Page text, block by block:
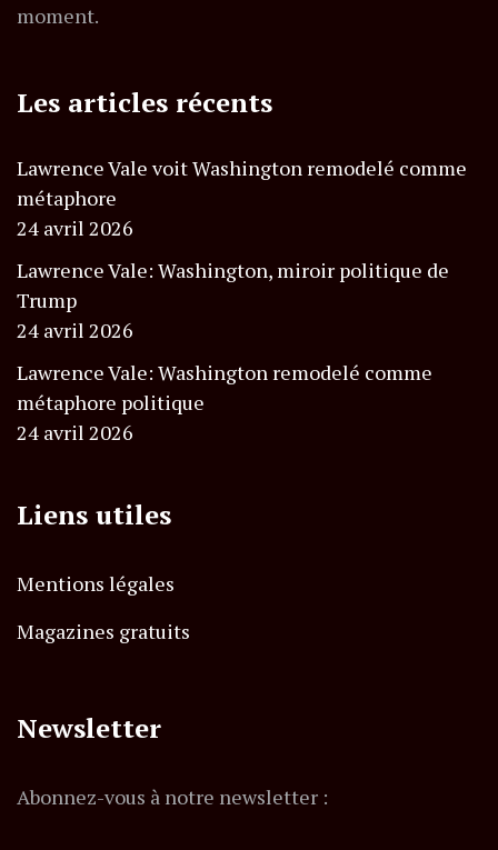
moment.
Les articles récents
Lawrence Vale voit Washington remodelé comme
métaphore
24 avril 2026
Lawrence Vale: Washington, miroir politique de
Trump
24 avril 2026
Lawrence Vale: Washington remodelé comme
métaphore politique
24 avril 2026
Liens utiles
Mentions légales
Magazines gratuits
Newsletter
Abonnez-vous à notre newsletter :